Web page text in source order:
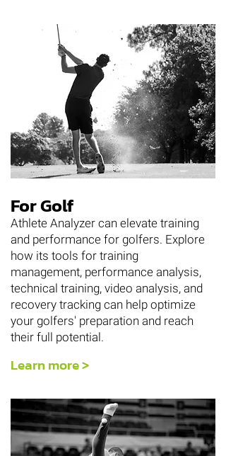
For Golf
Athlete Analyzer can elevate training
and performance for golfers. Explore
how its tools for training
management, performance analysis,
technical training, video analysis, and
recovery tracking can help optimize
your golfers' preparation and reach
their full potential.
Learn more >